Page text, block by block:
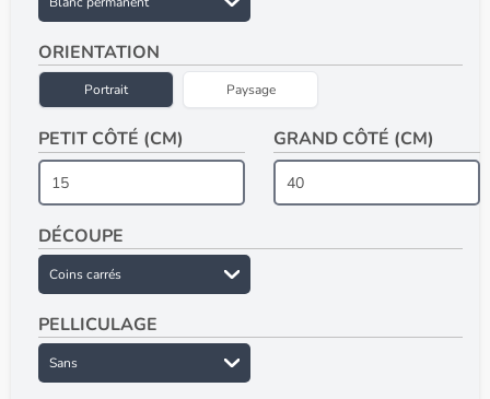
ORIENTATION
Portrait Paysage
PETIT CÔTÉ (CM) GRAND CÔTÉ (CM)
DÉCOUPE
PELLICULAGE